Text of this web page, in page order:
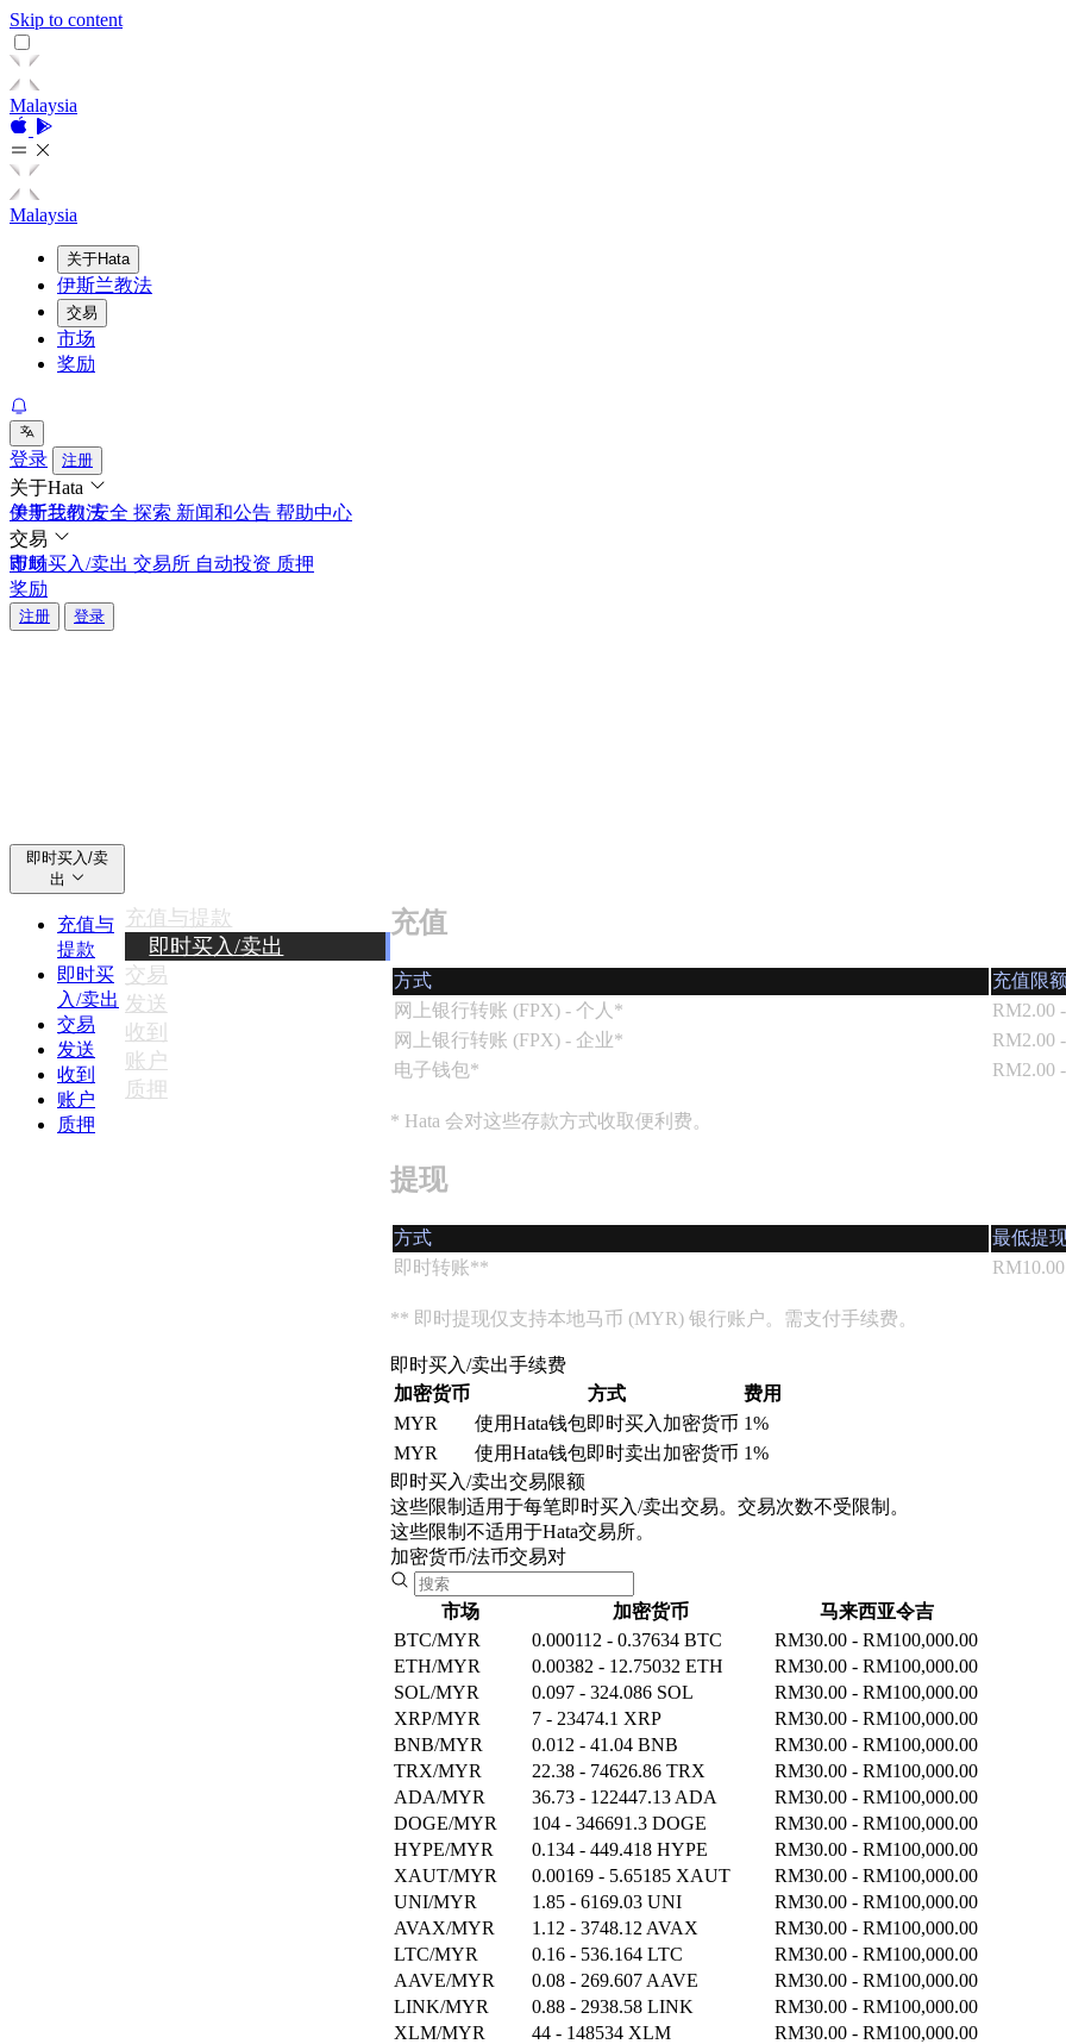
Skip to content
Malaysia
Malaysia
关于Hata
伊斯兰教法
交易
市场
奖励
将您的银行卡连接到Hata，实现更快、更无缝的加密货币购买。
关注Hata
于
我
们
了
解
我
们
是
谁、
我
将您的银行卡连接到Hata，实现更快、更无缝的加密货币购买。
关注Hata
时
买
入/
卖
出
随
时
随
地
快
登录 注册
关于Hata
关于我们安全 探索 新闻和公告 帮助中心
伊斯兰教法
交易
即时买入/卖出 交易所 自动投资 质押
市场
奖励
注册 登录
即时买入/卖
出
充值与
提款
即时买
入/卖出
交易
发送
收到
账户
质押
充值与提款
即时买入/卖出
交易
发送
收到
账户
质押
充值
方式
充值限
网上银行转账 (FPX) - 个人*
RM2.00
网上银行转账 (FPX) - 企业*
RM2.00
电子钱包*
RM2.00
* Hata 会对这些存款方式收取便利费。
提现
方式
最低提
即时转账**
RM10.00
** 即时提现仅支持本地马币 (MYR) 银行账户。需支付手续费。
即时买入/卖出手续费
加密货币
方式
费用
MYR
使用Hata钱包即时买入加密货币 1%
MYR
使用Hata钱包即时卖出加密货币 1%
即时买入/卖出交易限额
这些限制适用于每笔即时买入/卖出交易。交易次数不受限制。
这些限制不适用于Hata交易所。
加密货币/法币交易对
市场 加密货币
马来西亚令吉
BTC/MYR
0.000112 - 0.37634 BTC
RM30.00 - RM100,000.00
ETH/MYR
0.00382 - 12.75032 ETH
RM30.00 - RM100,000.00
SOL/MYR
0.097 - 324.086 SOL
RM30.00 - RM100,000.00
XRP/MYR
7 - 23474.1 XRP
RM30.00 - RM100,000.00
BNB/MYR
0.012 - 41.04 BNB
RM30.00 - RM100,000.00
TRX/MYR
22.38 - 74626.86 TRX
RM30.00 - RM100,000.00
ADA/MYR
36.73 - 122447.13 ADA
RM30.00 - RM100,000.00
DOGE/MYR
104 - 346691.3 DOGE
RM30.00 - RM100,000.00
HYPE/MYR
0.134 - 449.418 HYPE
RM30.00 - RM100,000.00
XAUT/MYR
0.00169 - 5.65185 XAUT
RM30.00 - RM100,000.00
UNI/MYR
1.85 - 6169.03 UNI
RM30.00 - RM100,000.00
AVAX/MYR
1.12 - 3748.12 AVAX
RM30.00 - RM100,000.00
LTC/MYR
0.16 - 536.164 LTC
RM30.00 - RM100,000.00
AAVE/MYR
0.08 - 269.607 AAVE
RM30.00 - RM100,000.00
LINK/MYR
0.88 - 2938.58 LINK
RM30.00 - RM100,000.00
XLM/MYR
44 - 148534 XLM
RM30.00 - RM100,000.00